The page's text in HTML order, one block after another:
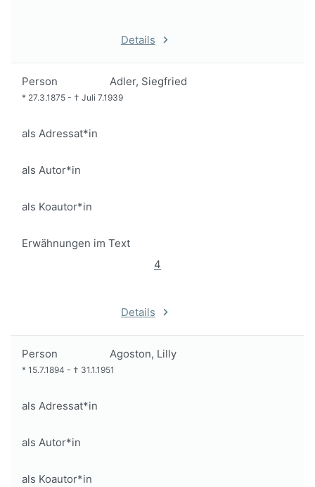
Details
Person Adler, Siegfried
* 27.3.1875 - † Juli 7.1939
als Adressat*in
als Autor*in
als Koautor*in
Erwähnungen im Text
4
Details
Person Agoston, Lilly
* 15.7.1894 - † 31.1.1951
als Adressat*in
als Autor*in
als Koautor*in